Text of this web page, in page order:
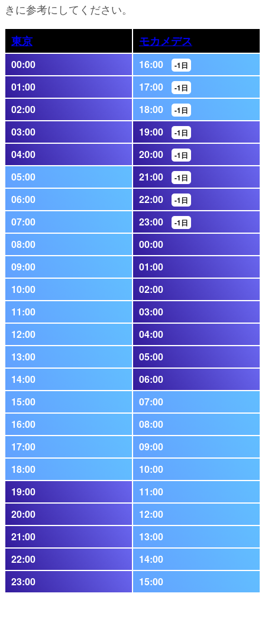
きに参考にしてください。
東京 モカメデス
00:00 16:00 -1日
01:00 17:00 -1日
02:00 18:00 -1日
03:00 19:00 -1日
04:00 20:00 -1日
05:00 21:00 -1日
06:00 22:00 -1日
07:00 23:00 -1日
08:00
00:00
09:00
01:00
10:00
02:00
11:00
03:00
12:00
04:00
13:00
05:00
14:00
06:00
15:00
07:00
16:00
08:00
17:00
09:00
18:00
10:00
19:00
11:00
20:00
12:00
21:00
13:00
22:00
14:00
23:00
15:00